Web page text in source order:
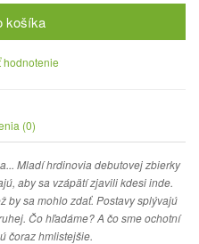
košíka
hodnotenie
(0)
Mladí hrdinovia debutovej zbierky
aby sa vzápätí zjavili kdesi inde.
by sa mohlo zdať. Postavy splývajú
Čo hľadáme? A čo sme ochotní
čoraz hmlistejšie.